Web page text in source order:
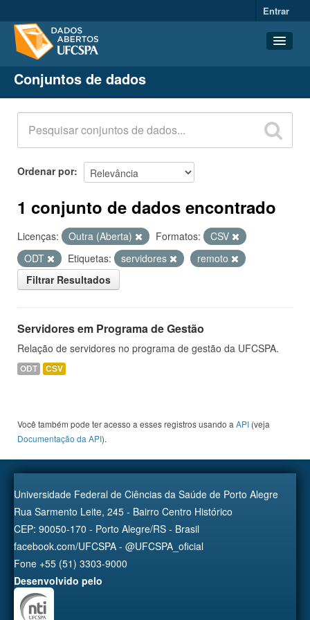
Entrar
Conjuntos de dados
Organizações
Grupos
Sobre
Conjuntos de dados
Ordenar por
1 conjunto de dados encontrado
Licenças: Outra (Aberta) Formatos:
CSV
ODT
Etiquetas: servidores
remoto
Filtrar Resultados
Servidores em Programa de Gestão
Relação de servidores no programa de gestão da UFCSPA.
ODT CSV
Você também pode ter acesso a esses registros usando a API (veja
Documentação da API).
Universidade Federal de Ciências da Saúde de Porto Alegre
Rua Sarmento Leite, 245 - Bairro Centro Histórico
CEP: 90050-170 - Porto Alegre/RS - Brasil
facebook.com/UFCSPA - @UFCSPA_oficial
Fone +55 (51) 3303-9000
Desenvolvido pelo